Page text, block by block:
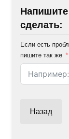
сделать:
Если есть
пишите так же
Назад